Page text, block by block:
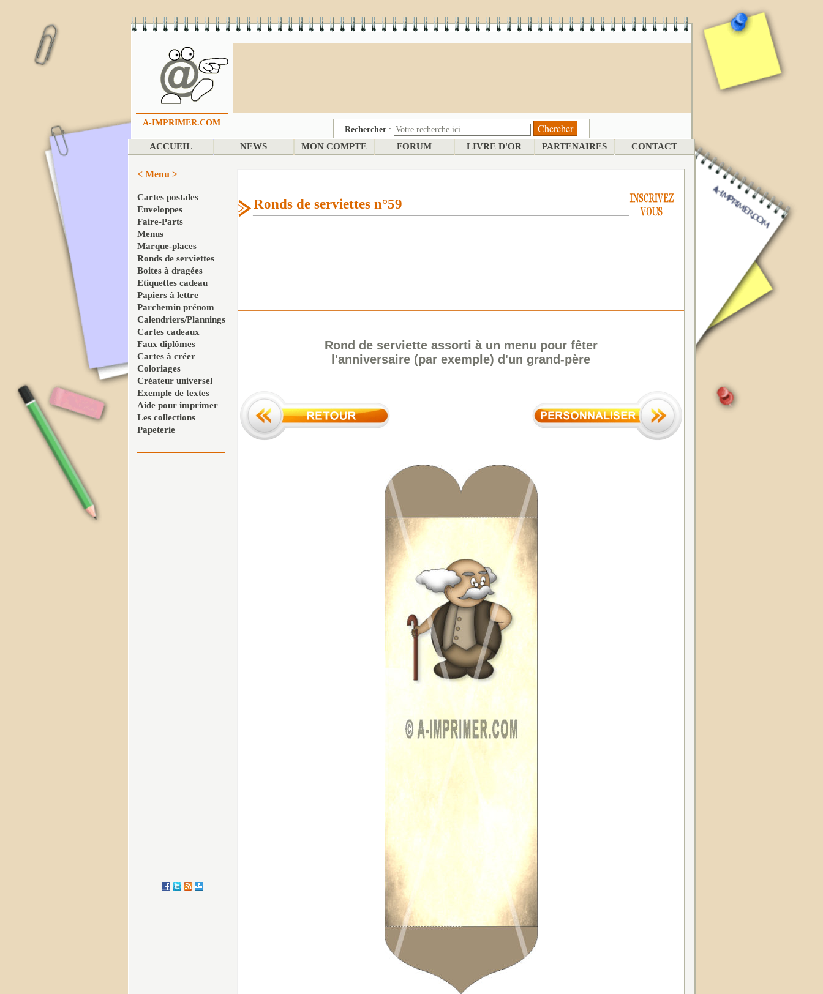
A-IMPRIMER.COM
Rechercher :
ACCUEIL NEWS MON COMPTE FORUM LIVRE D'OR PARTENAIRES CONTACT
< Menu >
Cartes postales
Enveloppes
Faire-Parts
Menus
Marque-places
Ronds de serviettes
Boites à dragées
Etiquettes cadeau
Papiers à lettre
Parchemin prénom
Calendriers/Plannings
Cartes cadeaux
Faux diplômes
Cartes à créer
Coloriages
Créateur universel
Exemple de textes
Aide pour imprimer
Les collections
Papeterie
Ronds de serviettes n°59
Rond de serviette assorti à un menu pour fêter
l'anniversaire (par exemple) d'un grand-père